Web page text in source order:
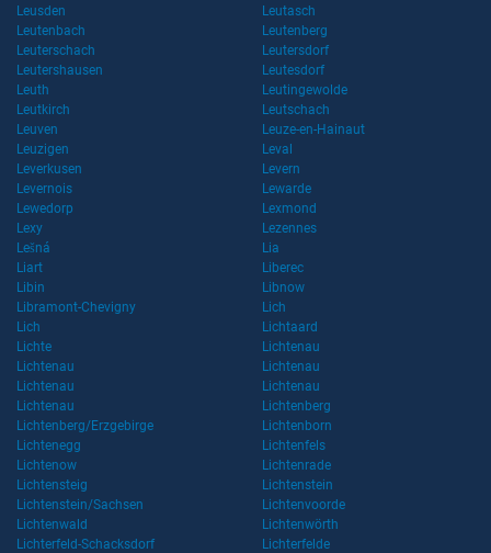
Leusden
Leutasch
Leutenbach
Leutenberg
Leuterschach
Leutersdorf
Leutershausen
Leutesdorf
Leuth
Leutingewolde
Leutkirch
Leutschach
Leuven
Leuze-en-Hainaut
Leuzigen
Leval
Leverkusen
Levern
Levernois
Lewarde
Lewedorp
Lexmond
Lexy
Lezennes
Lešná
Lia
Liart
Liberec
Libin
Libnow
Libramont-Chevigny
Lich
Lich
Lichtaard
Lichte
Lichtenau
Lichtenau
Lichtenau
Lichtenau
Lichtenau
Lichtenau
Lichtenberg
Lichtenberg/Erzgebirge
Lichtenborn
Lichtenegg
Lichtenfels
Lichtenow
Lichtenrade
Lichtensteig
Lichtenstein
Lichtenstein/Sachsen
Lichtenvoorde
Lichtenwald
Lichtenwörth
Lichterfeld-Schacksdorf
Lichterfelde